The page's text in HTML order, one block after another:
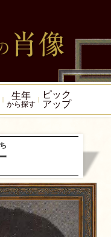
生年
から探す
ピック
アップ